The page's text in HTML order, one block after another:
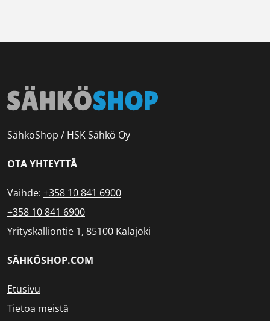
SähköShop / HSK Sähkö Oy
OTA YHTEYTTÄ
Vaihde: +358 10 841 6900
+358 10 841 6900
Yrityskalliontie 1, 85100 Kalajoki
SÄHKÖSHOP.COM
Etusivu
Tietoa meistä